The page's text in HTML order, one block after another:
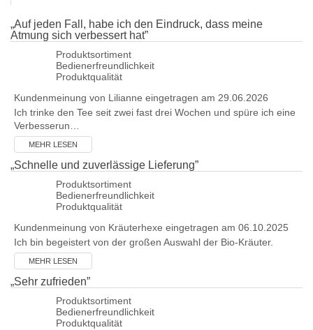
„Auf jeden Fall, habe ich den Eindruck, dass meine
Atmung sich verbessert hat”
Produktsortiment
Bedienerfreundlichkeit
Produktqualität
Kundenmeinung von Lilianne eingetragen am 29.06.2026
Ich trinke den Tee seit zwei fast drei Wochen und spüre ich eine
Verbesserun…
MEHR LESEN
„Schnelle und zuverlässige Lieferung”
Produktsortiment
Bedienerfreundlichkeit
Produktqualität
Kundenmeinung von Kräuterhexe eingetragen am 06.10.2025
Ich bin begeistert von der großen Auswahl der Bio-Kräuter.
MEHR LESEN
„Sehr zufrieden”
Produktsortiment
Bedienerfreundlichkeit
Produktqualität